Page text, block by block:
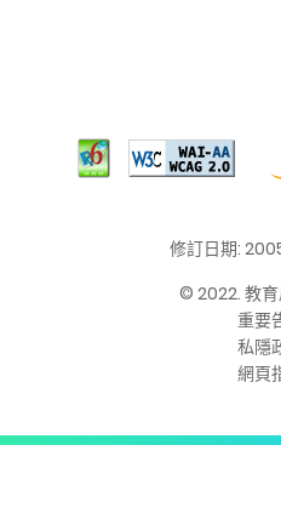
修訂日期:
© 2022. 教
重要
私隱
網頁